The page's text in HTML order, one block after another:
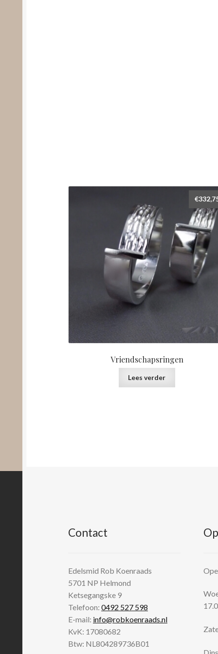
Vriendschapsringen
€
Lees verder
Contact
Edelsmid Rob Koenraads
5701 NP Helmond
Ketsegangske 9
Telefoon:0492 527 598
E-mail: info@robkoenraads.nl
KvK: 17080682
Btw: NL804289736B01